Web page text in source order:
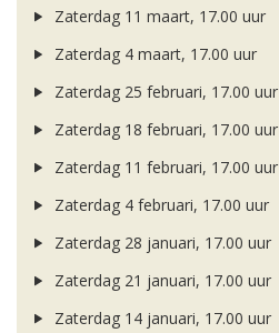
Zaterdag 11 maart, 17.00 uur
Zaterdag 4 maart, 17.00 uur
Zaterdag 25 februari, 17.00 uur
Zaterdag 18 februari, 17.00 uur
Zaterdag 11 februari, 17.00 uur
Zaterdag 4 februari, 17.00 uur
Zaterdag 28 januari, 17.00 uur
Zaterdag 21 januari, 17.00 uur
Zaterdag 14 januari, 17.00 uur